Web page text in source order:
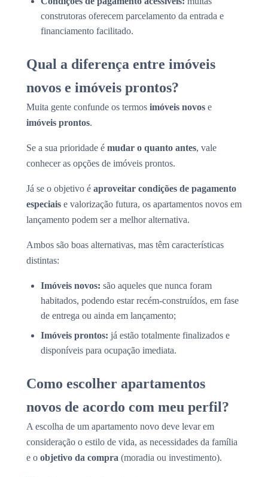
construtoras oferecem parcelamento da entrada e
financiamento facilitado.
Qual a diferença entre imóveis
novos e imóveis prontos?
Muita gente confunde os termos imóveis novos e
imóveis prontos.
Se a sua prioridade é mudar o quanto antes, vale
conhecer as opções de imóveis prontos.
Já se o objetivo é aproveitar condições de pagamento
especiais e valorização futura, os apartamentos novos em
lançamento podem ser a melhor alternativa.
Ambos são boas alternativas, mas têm características
distintas:
Imóveis novos: são aqueles que nunca foram
habitados, podendo estar recém-construídos, em fase
de entrega ou ainda em lançamento;
Imóveis prontos: já estão totalmente finalizados e
disponíveis para ocupação imediata.
Como escolher apartamentos
novos de acordo com meu perfil?
A escolha de um apartamento novo deve levar em
consideração o estilo de vida, as necessidades da família
e o objetivo da compra (moradia ou investimento).